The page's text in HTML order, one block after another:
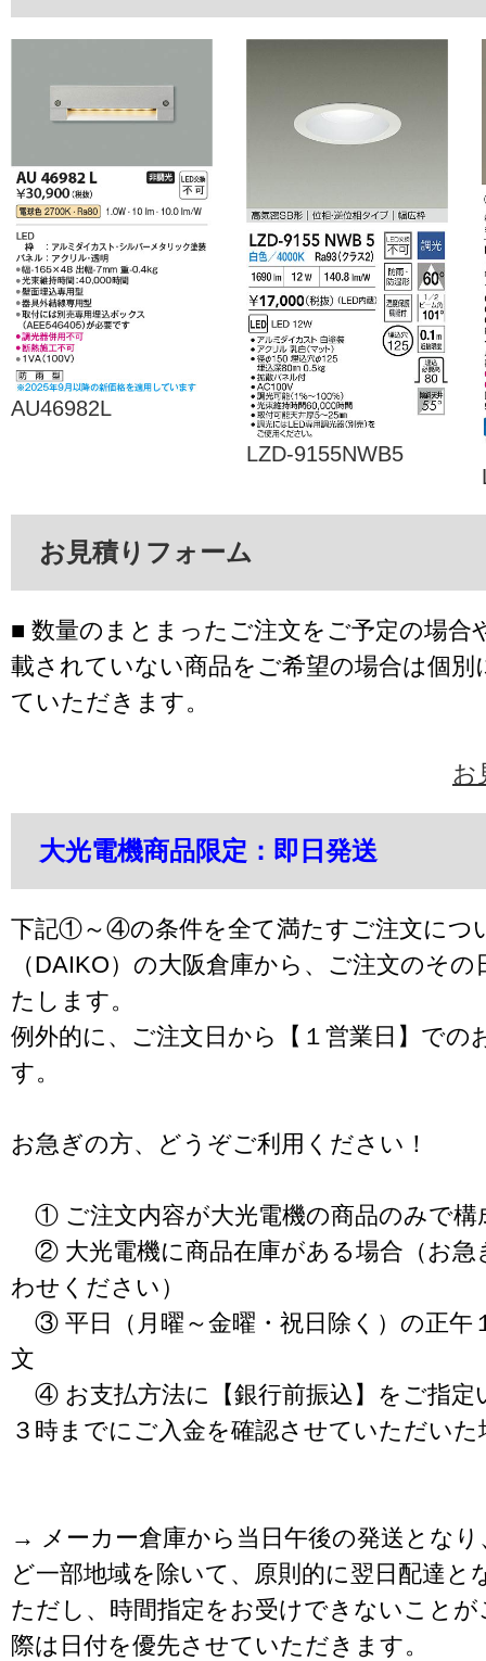
AU46982L
LZD-9155NWB5
お見積りフォーム
■ 数量のまとまったご注文をご予定の場合
載されていない商品をご希望の場合は個別
ていただきます。
お
大光電機商品限定：即日発送
下記①～④の条件を全て満たすご注文につ
（DAIKO）の大阪倉庫から、ご注文のそ
たします。
例外的に、ご注文日から【１営業日】での
す。
お急ぎの方、どうぞご利用ください！
① ご注文内容が大光電機の商品のみで構
② 大光電機に商品在庫がある場合（お急
わせください）
③ 平日（月曜～金曜・祝日除く）の正午
文
④ お支払方法に【銀行前振込】をご指定
３時までにご入金を確認させていただいた
→ メーカー倉庫から当日午後の発送となり
ど一部地域を除いて、原則的に翌日配達と
ただし、時間指定をお受けできないこと
際は日付を優先させていただきます。